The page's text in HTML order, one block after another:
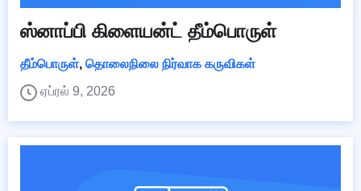
ஸ்னாப்பி கிளையன்ட் தீம்பொருள்
தீம்பொருள், தொலைநிலை நிர்வாக கருவிகள்
ஏப்ரல் 9, 2026